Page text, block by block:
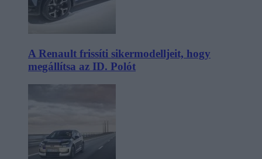
A Renault frissíti sikermodelljeit, hogy
megállítsa az ID. Polót